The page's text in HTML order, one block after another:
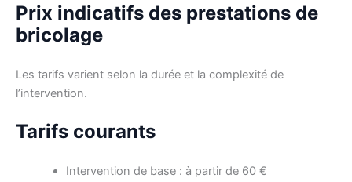
Prix indicatifs des prestations de
bricolage
Les tarifs varient selon la durée et la complexité de
l’intervention.
Tarifs courants
Intervention de base : à partir de 60 €